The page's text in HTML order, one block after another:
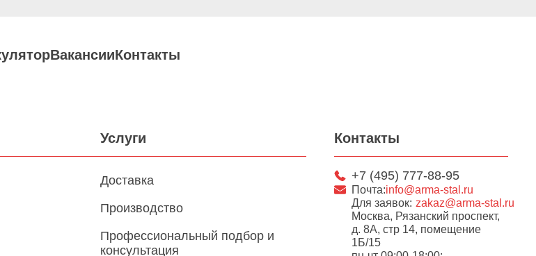
ВакансииКонтакты
Услуги
Доставка
Производство
Профессиональный подбор и
консультация
Контакты
+7 (495) 777-88-95
Почта:info@arma-stal.ru
Для заявок: zakaz@arma-stal.ru
Москва, Рязанский проспект,
д. 8А, стр 14, помещение
1Б/15